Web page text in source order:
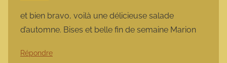
et bien bravo, voilà une délicieuse salade
d’automne. Bises et belle fin de semaine Marion
Répondre